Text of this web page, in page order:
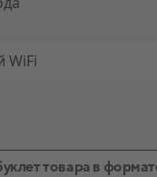
WiFi
товара в